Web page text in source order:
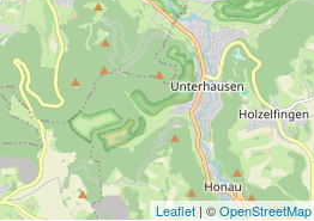
Leaflet | ©OpenStreetMap